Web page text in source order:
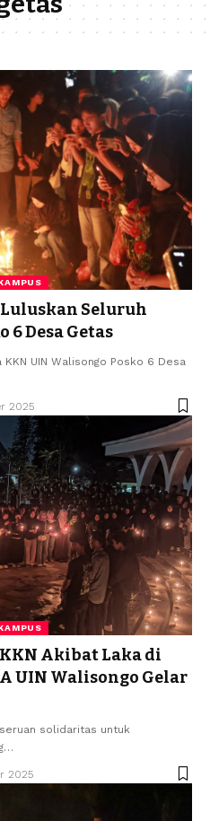
Seluruh
6 Desa Getas
UIN Walisongo Posko 6 Desa
2025
Akibat Laka di
UIN Walisongo Gelar
seruan solidaritas untuk
2025